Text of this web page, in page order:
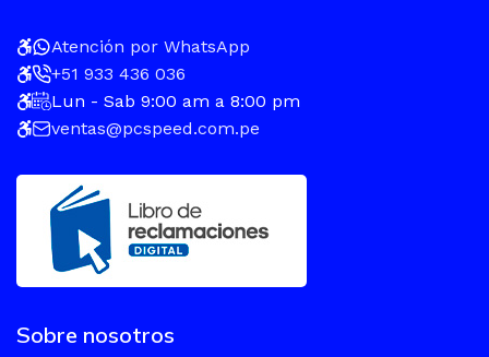
Atención por WhatsApp
+51 933 436 036
Lun - Sab 9:00 am a 8:00 pm
ventas@pcspeed.com.pe
Sobre nosotros